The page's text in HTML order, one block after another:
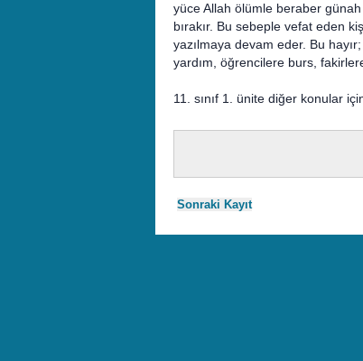
yüce Allah ölümle beraber
bırakır. Bu sebeple vefat eden
yazılmaya devam eder. Bu
yardım, öğrencilere burs,
11. sınıf 1. ünite diğer konular
Sonraki Kayıt